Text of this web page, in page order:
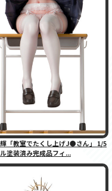
「教室でたくし上げJ●さん」 1/5
塗装済み完成品フィ...